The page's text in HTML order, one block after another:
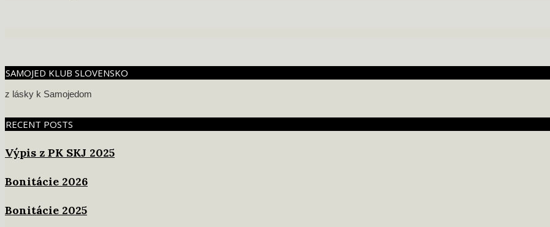
SAMOJED KLUB SLOVENSKO
z lásky k Samojedom
RECENT POSTS
Výpis z PK SKJ 2025
Bonitácie 2026
Bonitácie 2025